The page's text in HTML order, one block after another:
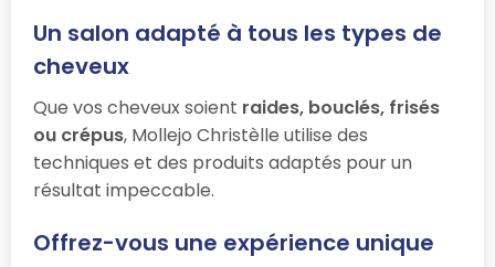
Un salon adapté à tous les types de
cheveux
Que vos cheveux soient raides, bouclés, frisés
ou crépus, Mollejo Christèlle utilise des
techniques et des produits adaptés pour un
résultat impeccable.
Offrez-vous une expérience unique